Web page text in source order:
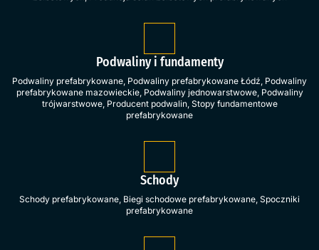
Podwaliny i fundamenty
Podwaliny prefabrykowane, Podwaliny prefabrykowane Łódź, Podwaliny
prefabrykowane mazowieckie, Podwaliny jednowarstwowe, Podwaliny
trójwarstwowe, Producent podwalin, Stopy fundamentowe
prefabrykowane
Schody
Schody prefabrykowane, Biegi schodowe prefabrykowane, Spoczniki
prefabrykowane